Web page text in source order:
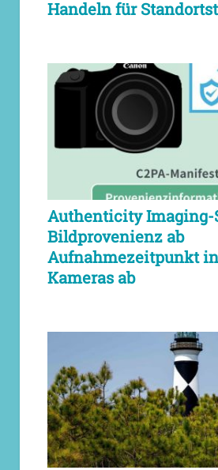
Handeln für
Authenticity Imaging-
Bildprovenienz ab
Aufnahmezeitpunkt in
Kameras ab